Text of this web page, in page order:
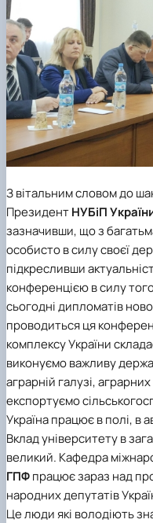
З вітальним словом до
ПрезидентНУБіП
зазначивши, що з
особисто в силу своєї
підкресливши
конференцією в силу
сьогодні дипломатів
проводиться ця
комплексу України
виконуємо важливу
аграрній галузі,
експортуємо
Україна працює в полі, в
Вклад університету в
великий. Кафедра
ГПФпрацює зараз над
народних депутатів
Це люди які володіють